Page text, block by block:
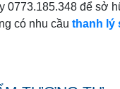
0773.185.348 để sở
có nhu cầu thanh lý